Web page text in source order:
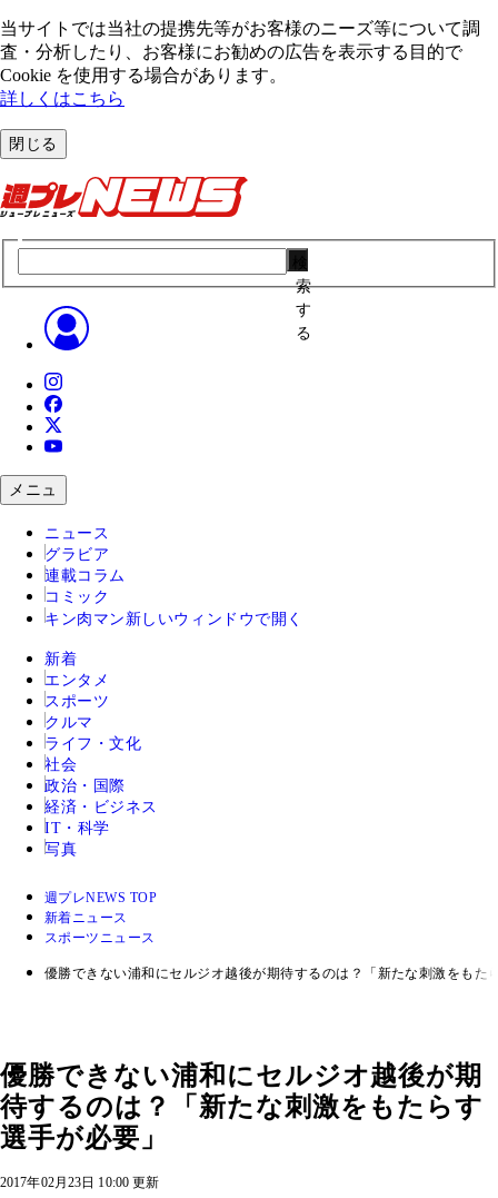
当サイトでは当社の提携先等がお客様のニーズ等について調
査・分析したり、お客様にお勧めの広告を表⽰する⽬的で
Cookie を使⽤する場合があります。
詳しくはこちら
閉じる
索
す
る
メニュ
ニュース
グラビア
連載コラム
コミック
キン肉マン 新しいウィンドウで開く
新着
エンタメ
スポーツ
クルマ
ライフ・文化
社会
政治・国際
経済・ビジネス
IT・科学
写真
週プレNEWS TOP
新着ニュース
スポーツニュース
優勝できない浦和にセルジオ越後が期待するのは？「新たな刺激をもた
優勝できない浦和にセルジオ越後が期
待するのは？「新たな刺激をもたらす
選手が必要」
2017年02月23日 10:00 更新